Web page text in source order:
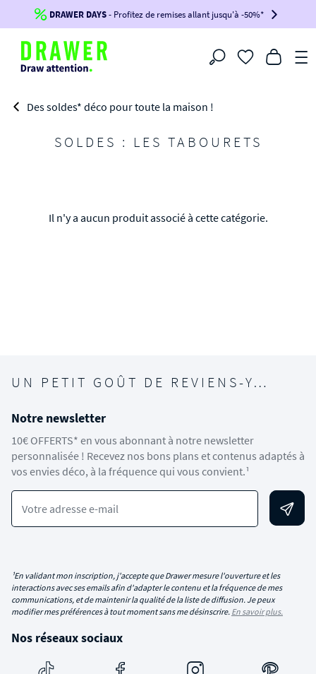
Jusqu'à-100€*sur votre commande !
BIKINI100
-voir conditions en bas de page-
DRAWER DAYS- Profitez de remises allant jusqu'à -50%*
Filtrer
Des soldes* déco pour toute la maison !
SOLDES : LES TABOURETS
Il n'y a aucun produit associé à cette catégorie.
UN PETIT GOÛT DE REVIENS-Y…
Notre newsletter
10€ OFFERTS* en vous abonnant à notre newsletter
personnalisée ! Recevez nos bons plans et contenus adaptés à
vos envies déco, à la fréquence qui vous convient.¹
Votre adresse e-mail
¹En validant mon inscription, j'accepte que Drawer mesure l'ouverture et les
interactions avec ses emails afin d'adapter le contenu et la fréquence de mes
communications, et de maintenir la qualité de la liste de diffusion. Je peux
modifier mes préférences à tout moment sans me désinscrire. En savoir plus.
Nos réseaux sociaux